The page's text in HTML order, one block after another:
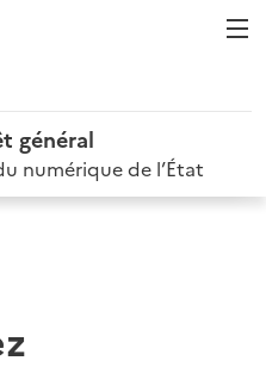
général
numérique de l’État